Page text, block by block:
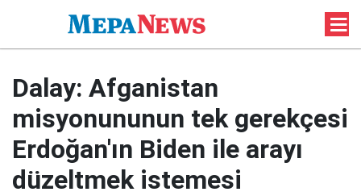
Dalay: Afganistan
misyonununun tek gerekçesi
Erdoğan'ın Biden ile arayı
düzeltmek istemesi